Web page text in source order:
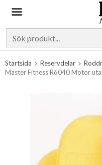
Startsida Reservdelar
Master Fitness R6040 Motor